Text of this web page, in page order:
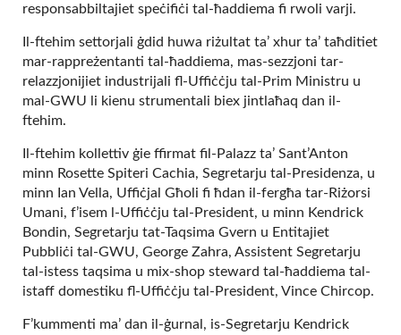
responsabbiltajiet speċifiċi tal-ħaddiema fi rwoli varji.
Il-ftehim settorjali ġdid huwa riżultat ta’ xhur ta’ taħditiet
mar-rappreżentanti tal-ħaddiema, mas-sezzjoni tar-
relazzjonijiet industrijali fl-Uffiċċju tal-Prim Ministru u
mal-GWU li kienu strumentali biex jintlaħaq dan il-
ftehim.
Il-ftehim kollettiv ġie ffirmat fil-Palazz ta’ Sant’Anton
minn Rosette Spiteri Cachia, Segretarju tal-Presidenza, u
minn Ian Vella, Uffiċjal Għoli fi ħdan il-fergħa tar-Riżorsi
Umani, f’isem l-Uffiċċju tal-President, u minn Kendrick
Bondin, Segretarju tat-Taqsima Gvern u Entitajiet
Pubbliċi tal-GWU, George Zahra, Assistent Segretarju
tal-istess taqsima u mix-shop steward tal-ħaddiema tal-
istaff domestiku fl-Uffiċċju tal-President, Vince Chircop.
F’kummenti ma’ dan il-ġurnal, is-Segretarju Kendrick